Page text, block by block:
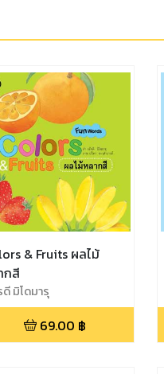
& Fruits ผลไม้
กสี
มิโดมารุ
69.00 ฿